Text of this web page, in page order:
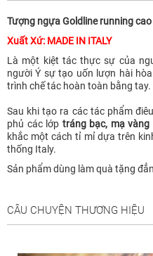
Tượng ngựa Goldline running
Xuất Xứ: MADE IN ITALY
Là một kiệt tác thực sự của
người Ý sự tạo uốn lượn hài
trình chế tác hoàn toàn bằng tay.
Sau khi tạo ra các tác phẩm
phủ các lớp tráng bạc, mạ vàng
khắc một cách tỉ mỉ dựa trên
thống Italy.
Sản phẩm dùng làm quà tặng
CÂU CHUYỆN THƯƠNG HIỆU